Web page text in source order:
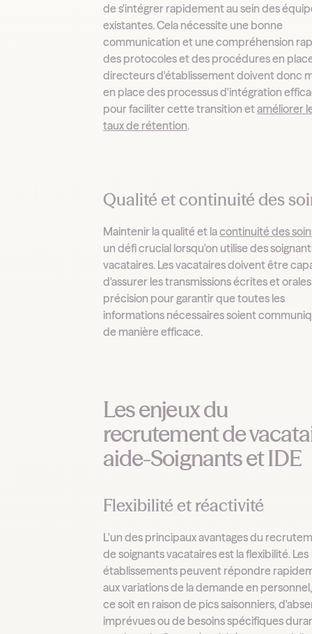
de s'intégrer rapidement au sein des
existantes. Cela nécessite une bonne
communication et une compréhension
des protocoles et des procédures en
directeurs d'établissement doivent donc
en place des processus d'intégration
pour faciliter cette transition etaméliorer
taux de rétention.
Qualité et continuité des
Maintenir la qualité et lacontinuité des
un défi crucial lorsqu'on utilise des
vacataires. Les vacataires doivent être
d'assurer les transmissions écrites et
précision pour garantir que toutes les
informations nécessaires soient
de manière efficace.
Les enjeux du
recrutement de
aide-Soignants et IDE
Flexibilité et réactivité
L'un des principaux avantages du
de soignants vacataires est la flexibilité. Les
établissements peuvent répondre
aux variations de la demande en
ce soit en raison de pics saisonniers,
imprévues ou de besoins spécifiques